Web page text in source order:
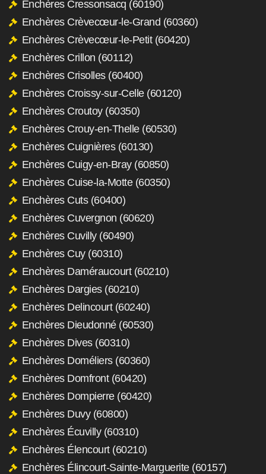
Enchères Cressonsacq (60190)
Enchères Crèvecœur-le-Grand (60360)
Enchères Crèvecœur-le-Petit (60420)
Enchères Crillon (60112)
Enchères Crisolles (60400)
Enchères Croissy-sur-Celle (60120)
Enchères Croutoy (60350)
Enchères Crouy-en-Thelle (60530)
Enchères Cuignières (60130)
Enchères Cuigy-en-Bray (60850)
Enchères Cuise-la-Motte (60350)
Enchères Cuts (60400)
Enchères Cuvergnon (60620)
Enchères Cuvilly (60490)
Enchères Cuy (60310)
Enchères Daméraucourt (60210)
Enchères Dargies (60210)
Enchères Delincourt (60240)
Enchères Dieudonné (60530)
Enchères Dives (60310)
Enchères Doméliers (60360)
Enchères Domfront (60420)
Enchères Dompierre (60420)
Enchères Duvy (60800)
Enchères Écuvilly (60310)
Enchères Élencourt (60210)
Enchères Élincourt-Sainte-Marguerite (60157)